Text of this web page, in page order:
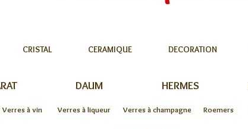
CRISTAL CERAMIQUE DECORATION
DAUM HERMES
Verres à vin Verres à liqueur Verres à champagne Roemers